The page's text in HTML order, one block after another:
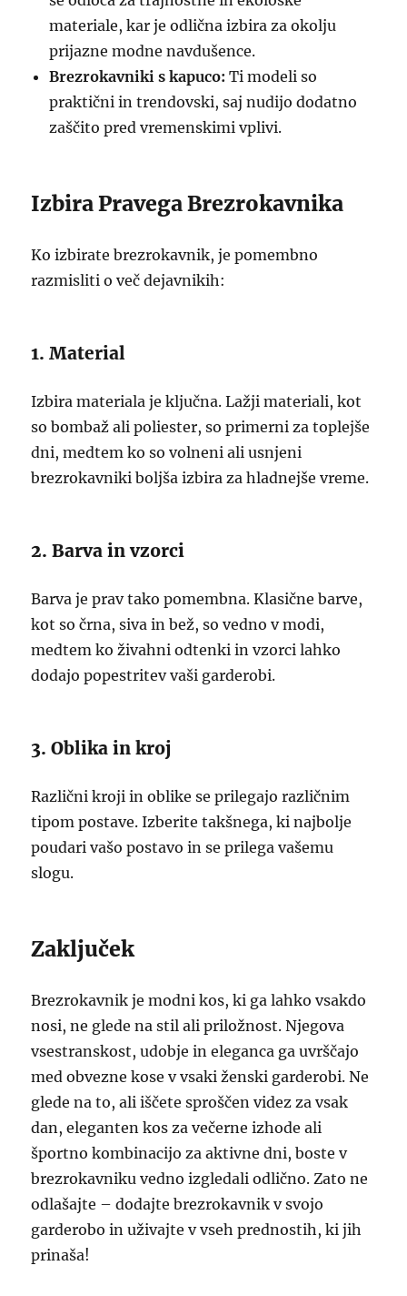
materiale, kar je odlična izbira za okolju
prijazne modne navdušence.
Brezrokavniki s kapuco: Ti modeli so
praktični in trendovski, saj nudijo dodatno
zaščito pred vremenskimi vplivi.
Izbira Pravega Brezrokavnika
Ko izbirate brezrokavnik, je pomembno
razmisliti o več dejavnikih:
1. Material
Izbira materiala je ključna. Lažji materiali, kot
so bombaž ali poliester, so primerni za toplejše
dni, medtem ko so volneni ali usnjeni
brezrokavniki boljša izbira za hladnejše vreme.
2. Barva in vzorci
Barva je prav tako pomembna. Klasične barve,
kot so črna, siva in bež, so vedno v modi,
medtem ko živahni odtenki in vzorci lahko
dodajo popestritev vaši garderobi.
3. Oblika in kroj
Različni kroji in oblike se prilegajo različnim
tipom postave. Izberite takšnega, ki najbolje
poudari vašo postavo in se prilega vašemu
slogu.
Zaključek
Brezrokavnik je modni kos, ki ga lahko vsakdo
nosi, ne glede na stil ali priložnost. Njegova
vsestranskost, udobje in eleganca ga uvrščajo
med obvezne kose v vsaki ženski garderobi. Ne
glede na to, ali iščete sproščen videz za vsak
dan, eleganten kos za večerne izhode ali
športno kombinacijo za aktivne dni, boste v
brezrokavniku vedno izgledali odlično. Zato ne
odlašajte – dodajte brezrokavnik v svojo
garderobo in uživajte v vseh prednostih, ki jih
prinaša!